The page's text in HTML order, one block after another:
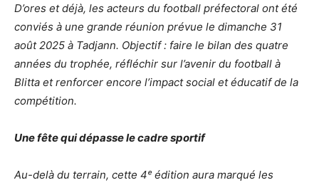
D’ores et déjà, les acteurs du football préfectoral ont été
conviés à une grande réunion prévue le dimanche 31
août 2025 à Tadjann. Objectif : faire le bilan des quatre
années du trophée, réfléchir sur l’avenir du football à
Blitta et renforcer encore l’impact social et éducatif de la
compétition.
Une fête qui dépasse le cadre sportif
Au-delà du terrain, cette 4ᵉ édition aura marqué les